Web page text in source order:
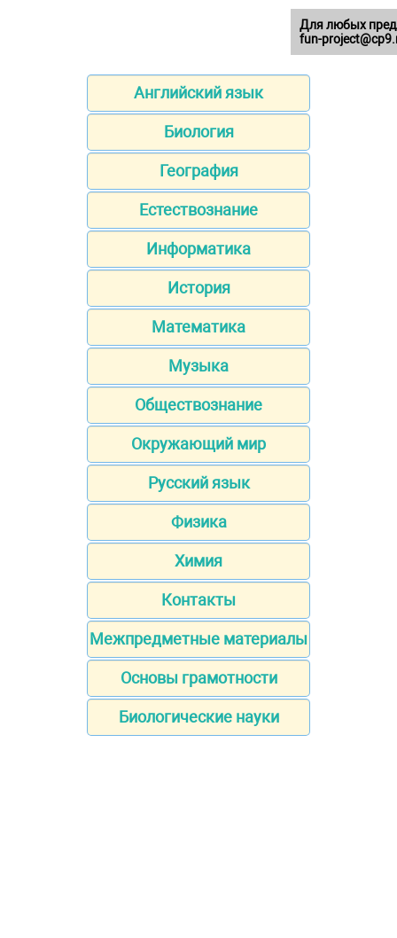
Английский язык
Биология
География
Естествознание
Информатика
История
Математика
Музыка
Обществознание
Окружающий мир
Русский язык
Физика
Химия
Контакты
Межпредметные материалы
Основы грамотности
Биологические науки
Для любых
fun-